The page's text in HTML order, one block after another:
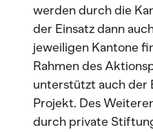
werden durch die
der Einsatz dann
jeweiligen Kantone
Rahmen des
unterstützt auch der
Projekt. Des
durch private